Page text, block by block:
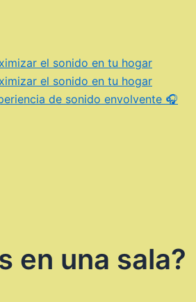
el sonido en tu hogar
el sonido en tu hogar
de sonido envolvente 🎧
en una sala?